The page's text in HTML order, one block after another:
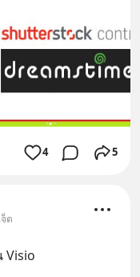
4 5
ต
Visio